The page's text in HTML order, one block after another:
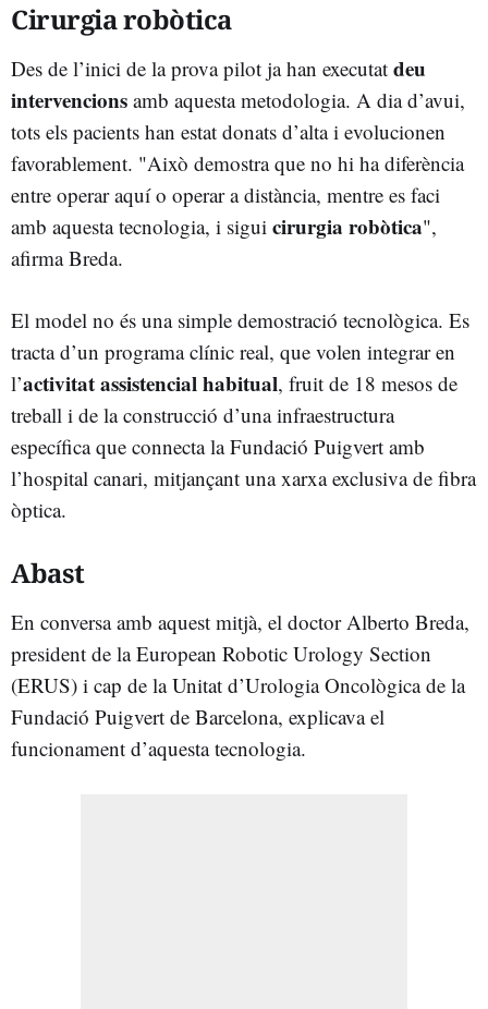
Cirurgia robòtica
Des de l’inici de la prova pilot ja han executat deu
intervencions amb aquesta metodologia. A dia d’avui,
tots els pacients han estat donats d’alta i evolucionen
favorablement. "Això demostra que no hi ha diferència
entre operar aquí o operar a distància, mentre es faci
amb aquesta tecnologia, i sigui cirurgia robòtica",
afirma Breda.
El model no és una simple demostració tecnològica. Es
tracta d’un programa clínic real, que volen integrar en
l’activitat assistencial habitual, fruit de 18 mesos de
treball i de la construcció d’una infraestructura
específica que connecta la Fundació Puigvert amb
l’hospital canari, mitjançant una xarxa exclusiva de fibra
òptica.
Abast
En conversa amb aquest mitjà, el doctor Alberto Breda,
president de la European Robotic Urology Section
(ERUS) i cap de la Unitat d’Urologia Oncològica de la
Fundació Puigvert de Barcelona, explicava el
funcionament d’aquesta tecnologia.